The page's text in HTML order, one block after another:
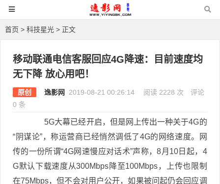
首页 > 科技星光 > 正文
移动联通电信客服回应4G降速：目前速度均
无下降 放心用吧！
原创 逸影网 2019-08-21 00:26:14 阅读 2228 次
评论
0 条
5G大幕已经开启，但是网上传出一种关于4G的
“阴谋论”，称运营商已经悄然调低了4G的网络速度。网
传的一份所谓“4G网速慢应对话术”声称，8月10日起，4
G默认下载速度从300Mbps降至100Mbps，上传也限制
在75Mbps，但不会对用户公开，如果被问起仍会回应调